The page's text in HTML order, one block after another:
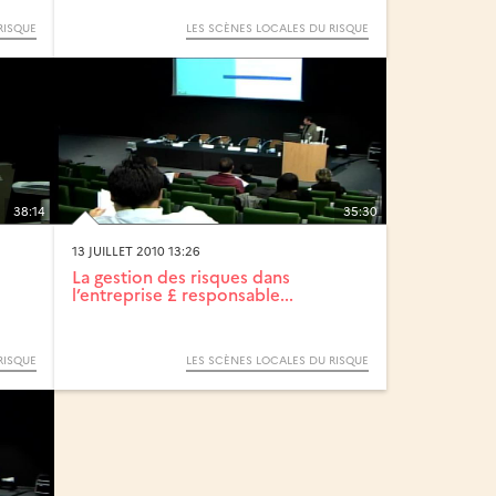
LES SCÈNES LOCALES DU RISQUE
38:14 35:30
13 JUILLET 2010 13:26
La gestion des risques dans
l’entreprise £ responsable...
LES SCÈNES LOCALES DU RISQUE